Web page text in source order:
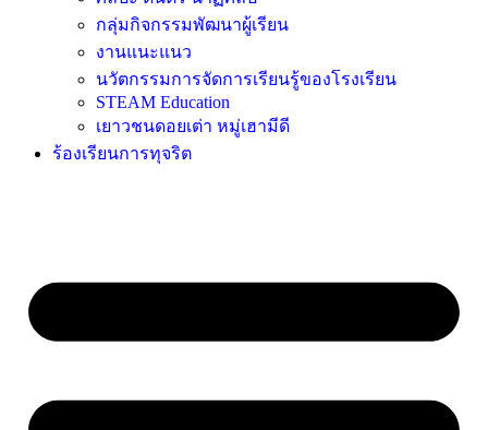
กลุ่มกิจกรรมพัฒนาผู้เรียน
งานแนะแนว
นวัตกรรมการจัดการเรียนรู้ของโรงเรียน
STEAM Education
เยาวชนดอยเต่า หมู่เฮามีดี
ร้องเรียนการทุจริต